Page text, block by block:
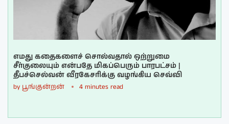
எமது கதைகளைச் சொல்வதால் ஒற்றுமை
சீர்குலையும் என்பதே மிகப்பெரும் பாரபட்சம் |
தீபச்செல்வன் வீரகேசரிக்கு வழங்கிய செவ்வி
by பூங்குன்றன் 4 minutes read